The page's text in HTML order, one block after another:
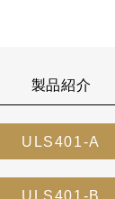
製品紹介
ULS401-A
ULS401-B